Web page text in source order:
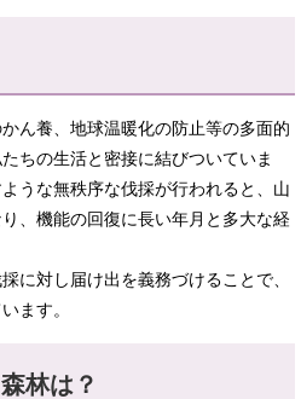
ん養、地球温暖化の防止等の多面的
ちの生活と密接に結びついていま
うな無秩序な伐採が行われると、山
、機能の回復に長い年月と多大な経
に対し届け出を義務づけることで、
ます。​
林は？